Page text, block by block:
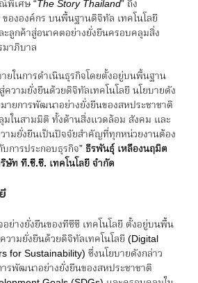
พิเศษ “The Story Thailand” ถึง
ององค์กร บนพื้นฐานดิจิทัล เทคโนโลยี
ลูกค้าสู่อนาคตอย่างยั่งยืนครอบคลุมสิ่ง
าภิบาล
ยในการดำเนินธุรกิจโดยตั้งอยู่บนพื้นฐาน
ความยั่งยืนด้วยดิจิทัลเทคโนโลยี นโยบายดัง
ายการพัฒนาอย่างยั่งยืนของสหประชาชาติ
มในสามมิติ ทั้งด้านสิ่งแวดล้อม สังคม และ
ามยั่งยืนเป็นปัจจัยสำคัญที่ทุกหน่วยงานต้อง
การประกอบธุรกิจ” ธีรพันธุ์ เหลืองนฤมิต
ษัท ที.ซี.ซี. เทคโนโลยี จำกัด
อย่างยั่งยืนของทีซีซี เทคโนโลยี ตั้งอยู่บนพื้น
วามยั่งยืนด้วยดิจิทัลเทคโนโลยี (Digital
for Sustainability) ซึ่งนโยบายดังกล่าว
รพัฒนาอย่างยั่งยืนของสหประชาชาติ